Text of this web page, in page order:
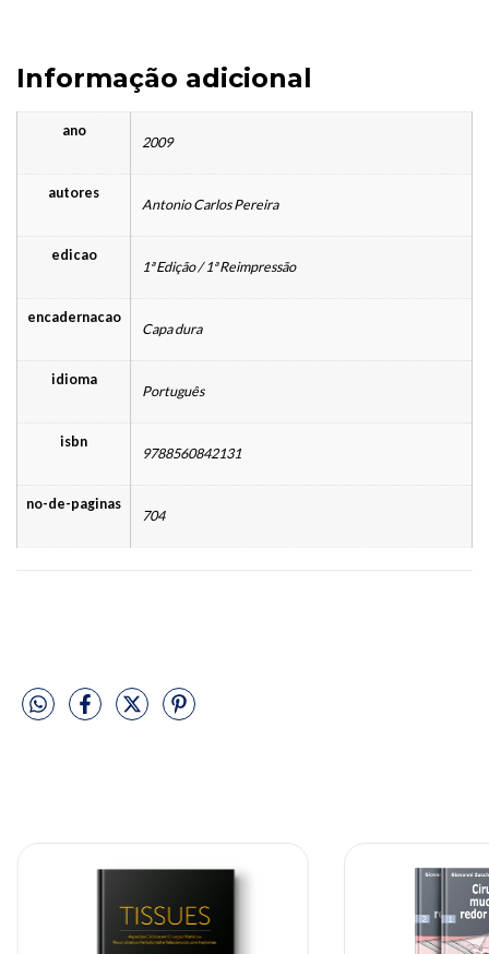
Informação adicional
ano
2009
autores
Antonio Carlos Pereira
edicao
1ª Edição / 1ª Reimpressão
encadernacao
Capa dura
idioma
Português
isbn
9788560842131
no-de-paginas
704